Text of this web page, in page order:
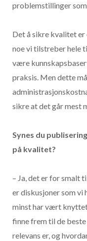
problemstillinger
Det å sikre kvalitet
noe vi tilstreber hele
være
praksis. Men dette
sikre at det går mest
Synes du
på kvalitet?
– Ja, det er for smalt
er diskusjoner som vi
minst har vært knyttet
finne frem til de
relevans er, og